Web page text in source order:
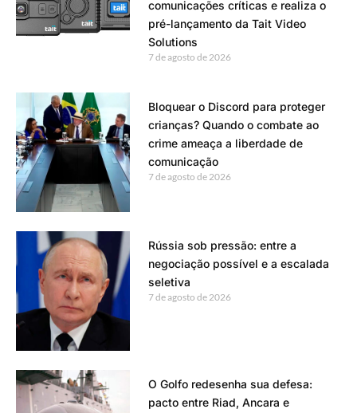
comunicações críticas e realiza o
pré-lançamento da Tait Video
Solutions
7 de agosto de 2026
Bloquear o Discord para proteger
crianças? Quando o combate ao
crime ameaça a liberdade de
comunicação
7 de agosto de 2026
Rússia sob pressão: entre a
negociação possível e a escalada
seletiva
7 de agosto de 2026
O Golfo redesenha sua defesa:
pacto entre Riad, Ancara e